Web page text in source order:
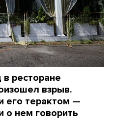
ресторане
взрыв.
его терактом —
о нем говорить